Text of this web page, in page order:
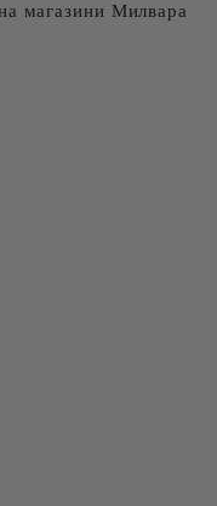
магазини Милвара